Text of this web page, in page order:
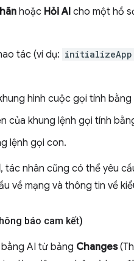
hoặc Hỏi AI cho một hồ
tác (ví dụ: initializeApp
hình cuộc gọi tính bằng
của khung lệnh gọi tính
lệnh gọi con.
, tác nhân cũng có thể yêu
về mạng và thông tin về
báo cam kết)
AI từ bảng Changes